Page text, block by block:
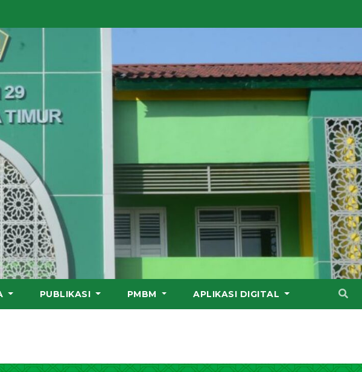
PUBLIKASI PMBM APLIKASI DIGITAL